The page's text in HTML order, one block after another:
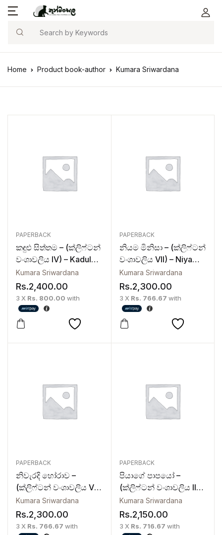
Search
Home Product book-author Kumara Sriwardana
PAPERBACK
කඳුළු සිත්තම – (ක්ලිෆ්ටන්
වංශාවලිය IV) – Kadulu
Siththama
Kumara Sriwardana
Rs.2,400.00
3 X Rs. 800.00 with
PAPERBACK
නියම මිනිසා – (ක්ලිෆ්ටන්
වංශාවලිය VII) – Niyama
Minisa
Kumara Sriwardana
Rs.2,300.00
3 X Rs. 766.67 with
PAPERBACK
නිවැරදි හෝරාව –
(ක්ලිෆ්ටන් වංශාවලිය VI)
– Niwaradi Horawa
Kumara Sriwardana
Rs.2,300.00
3 X Rs. 766.67 with
PAPERBACK
පියාගේ පාපයෝ –
(ක්ලිෆ්ටන් වංශාවලිය II) –
Piyage Papayo
Kumara Sriwardana
Rs.2,150.00
3 X Rs. 716.67 with